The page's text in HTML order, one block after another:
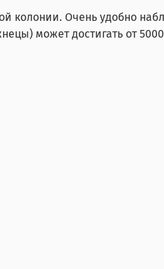
Очень удобно
может достигать от